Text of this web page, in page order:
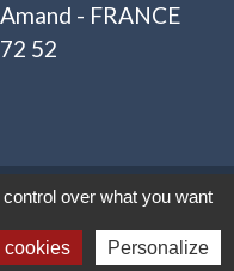
- FRANCE
52
over what you want
cookies Personalize